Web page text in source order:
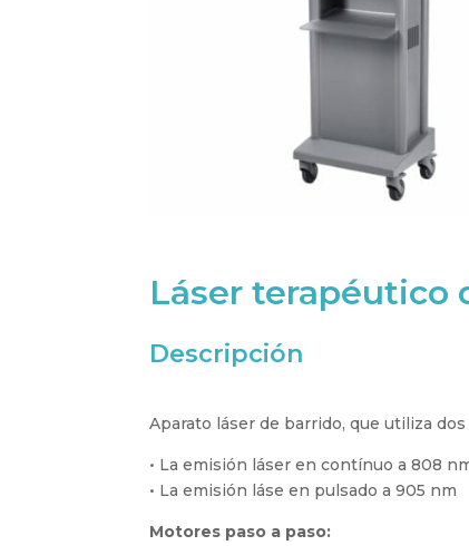
Láser terapéutico
Descripción
Aparato láser de barrido, que utiliza
• La emisión láser en contínuo a 808
• La emisión láse en pulsado a 905 nm
Motores paso a paso: